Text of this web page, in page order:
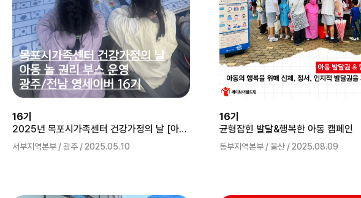
16기
2025년 목포시가족센터 건강가정의 날 [아동 놀 권리 부스] 운영
서부지역본부 / 광주 / 2025.05.10
16기
균형잡힌 발달&행복한 아동 캠페인
동부지역본부 / 울산 / 2025.08.09